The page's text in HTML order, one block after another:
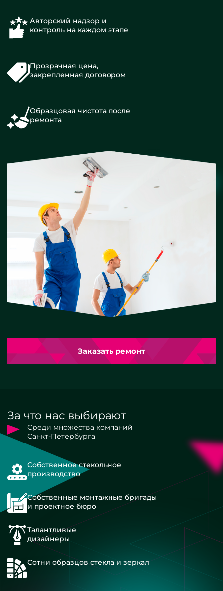
Авторский надзор и
контроль на каждом этапе
Прозрачная цена,
закрепленная договором
Образцовая чистота после
ремонта
Заказать ремонт
За что нас выбирают
Среди множества компаний
Санкт-Петербурга
Собственное стекольное
производство
Собственные монтажные бригады
и проектное бюро
Талантливые
дизайнеры
Сотни образцов стекла и зеркал